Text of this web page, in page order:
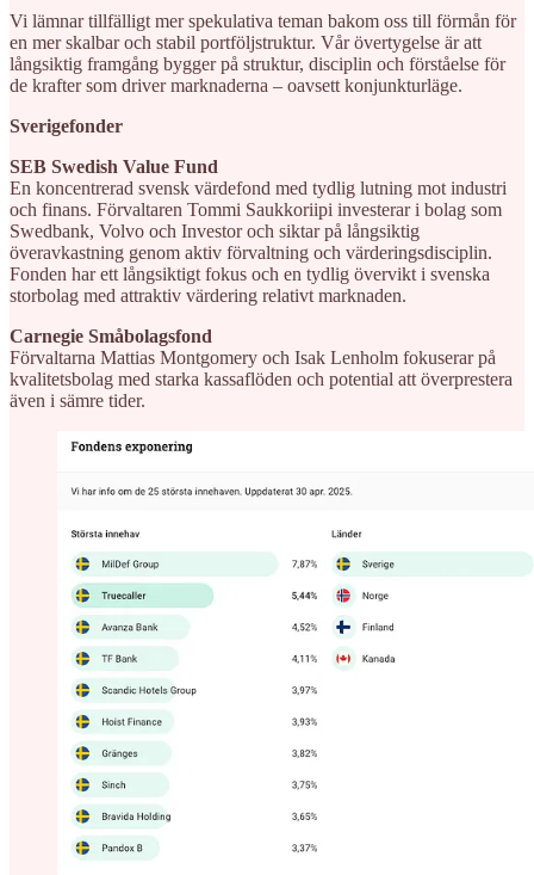
Vi lämnar tillfälligt mer spekulativa teman bakom oss till förmån för
en mer skalbar och stabil portföljstruktur. Vår övertygelse är att
långsiktig framgång bygger på struktur, disciplin och förståelse för
de krafter som driver marknaderna – oavsett konjunkturläge.
Sverigefonder
SEB Swedish Value Fund
En koncentrerad svensk värdefond med tydlig lutning mot industri
och finans. Förvaltaren Tommi Saukkoriipi investerar i bolag som
Swedbank, Volvo och Investor och siktar på långsiktig
överavkastning genom aktiv förvaltning och värderingsdisciplin.
Fonden har ett långsiktigt fokus och en tydlig övervikt i svenska
storbolag med attraktiv värdering relativt marknaden.
Carnegie Småbolagsfond
Förvaltarna Mattias Montgomery och Isak Lenholm fokuserar på
kvalitetsbolag med starka kassaflöden och potential att överprestera
även i sämre tider.